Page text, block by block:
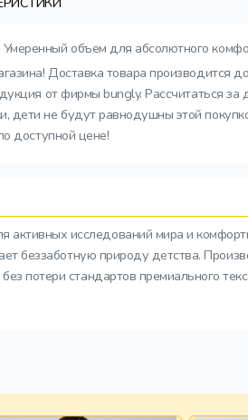
объем для абсолютного
Доставка товара производится
от фирмы bungly. Рассчитаться
не будут равнодушны этой
доступной цене!
исследований мира и
беззаботную природу детства.
потери стандартов премиального